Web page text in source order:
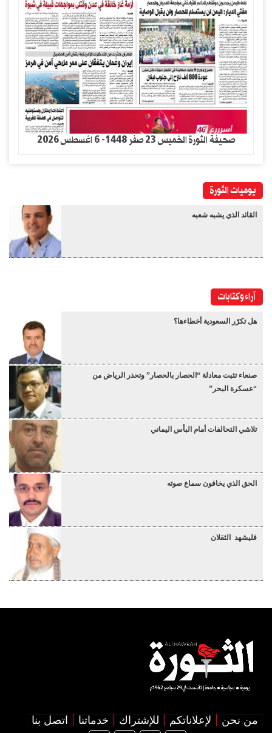
صحيفة الثورة الخميس 23 صفر 1448- 6 اغسطس 2026
يوميات الثورة
القائد الذي يشبه شعبه
آراء وكتابات
هل تكرّر السعودية أخطاءها؟
صنعاء تثبت معادلة “الحصار بالحصار” وتحذر الرياض من
“عسكرة البحر”
تلاشي التحالفات أمام البأس اليماني
الحق الذي يخافون سماع صوته
فليشهد الثقلان
من نحن لإعلاناتكم للإشتراك خدماتنا اتصل بنا